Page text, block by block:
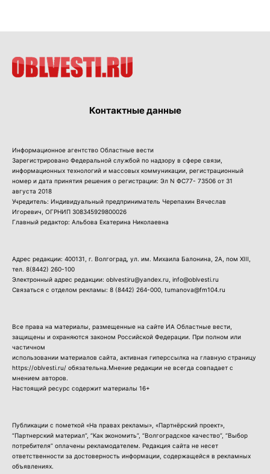
Контактные данные
Информационное агентство Областные вести
Зарегистрировано Федеральной службой по надзору в сфере связи,
информационных технологий и массовых коммуникации, регистрационный
номер и дата принятия решения о регистрации: Эл N ФС77- 73506 от 31
августа 2018
Учредитель: Индивидуальный предприниматель Черепахин Вячеслав
Игоревич, ОГРНИП 308345929800026
Главный редактор: Альбова Екатерина Николаевна
Адрес редакции: 400131, г. Волгоград, ул. им. Михаила Балонина, 2А, пом XIII,
тел. 8(8442) 260-100
Электронный адрес редакции: oblvestiru@yandex.ru, info@oblvesti.ru
Связаться с отделом рекламы: 8 (8442) 264-000 , tumanova@fm104.ru
Все права на материалы, размещенные на сайте ИА Областные вести,
защищены и охраняются законом Российской Федерации. При полном или
частичном
использовании материалов сайта, активная гиперссылка на главную страницу
https://oblvesti.ru/ обязательна.Мнение редакции не всегда совпадает с
мнением авторов.
Настоящий ресурс содержит материалы 16+
Публикации с пометкой «На правах рекламы», «Партнёрский проект»,
“Партнерский материал”, “Как экономить”, “Волгоградское качество”, “Выбор
потребителя” оплачены рекламодателем. Редакция сайта не несет
ответственности за достоверность информации, содержащейся в рекламных
объявлениях.